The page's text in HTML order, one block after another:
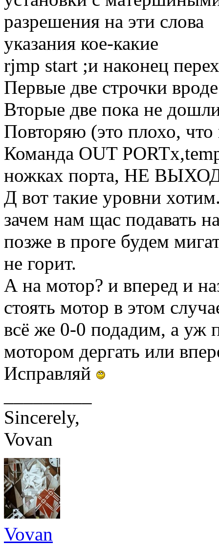
разрешения на эти слова
указания кое-какие
rjmp start ;и наконец
Первые две строчки
Вторые две пока не
Повторяю (это плохо,
Команда OUT
ножках порта, НЕ
Д вот такие уровни
зачем нам щас подавать
позже в проге будем
не горит.
А на мотор? и вперед и
стоять мотор в этом
всё же 0-0 подадим, а уж
мотором дергать или
Исправляй
Sincerely,
Vovan
Vovan